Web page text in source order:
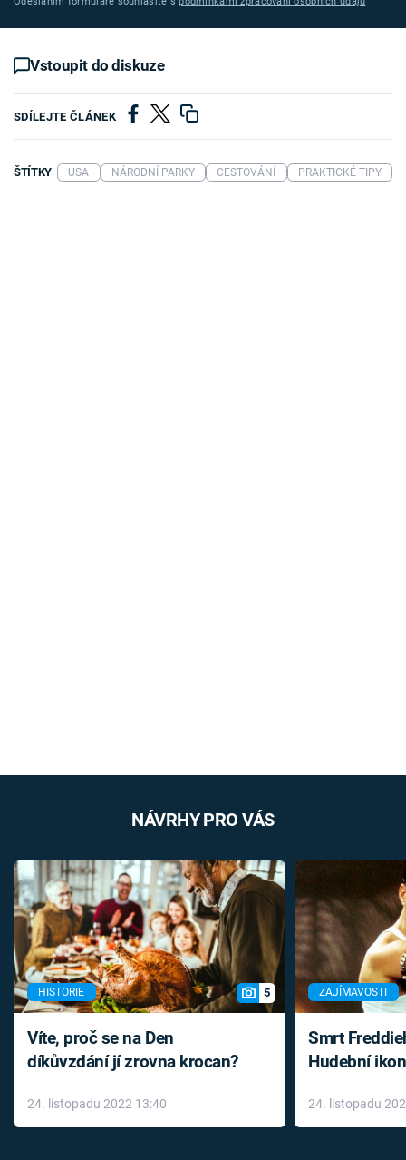
Vstoupit do diskuze
SDÍLEJTE ČLÁNEK
ŠTÍTKY USA NÁRODNÍ PARKY CESTOVÁNÍ PRAKTICKÉ TIPY
NÁVRHY PRO VÁS
HISTORIE 5
Víte, proč se na Den
díkůvzdání jí zrovna krocan?
24. listopadu 2022 13:40
ZAJÍMAVOSTI
Smrt
Hudební
léky
24. listopadu